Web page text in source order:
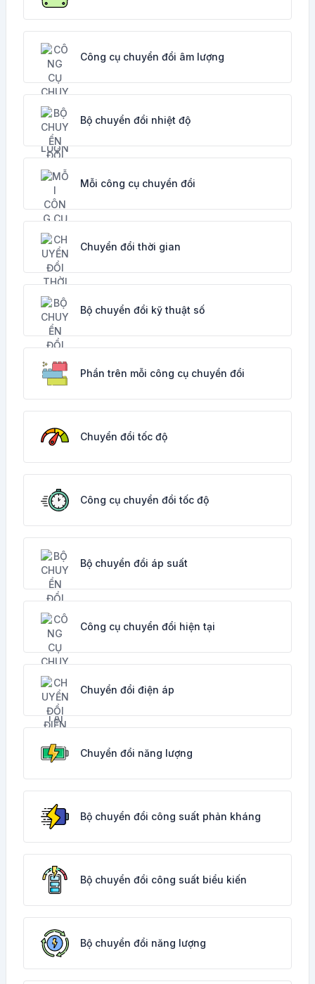
Công cụ chuyển đổi âm lượng
Bộ chuyển đổi nhiệt độ
Mỗi công cụ chuyển đổi
Chuyển đổi thời gian
Bộ chuyển đổi kỹ thuật số
Phần trên mỗi công cụ chuyển đổi
Chuyển đổi tốc độ
Công cụ chuyển đổi tốc độ
Bộ chuyển đổi áp suất
Công cụ chuyển đổi hiện tại
Chuyển đổi điện áp
Chuyển đổi năng lượng
Bộ chuyển đổi công suất phản kháng
Bộ chuyển đổi công suất biểu kiến
Bộ chuyển đổi năng lượng